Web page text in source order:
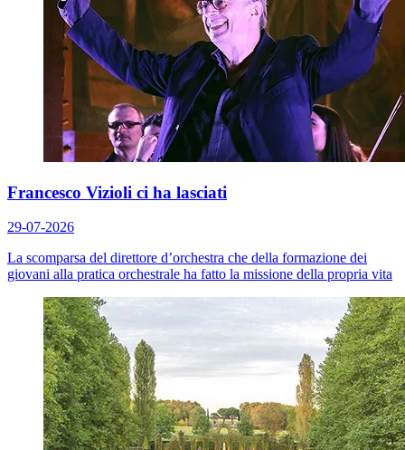
Francesco Vizioli ci ha lasciati
29-07-2026
La scomparsa del direttore d’orchestra che della formazione dei
giovani alla pratica orchestrale ha fatto la missione della propria vita